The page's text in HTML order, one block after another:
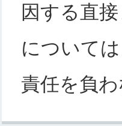
因する直
について
責任を負